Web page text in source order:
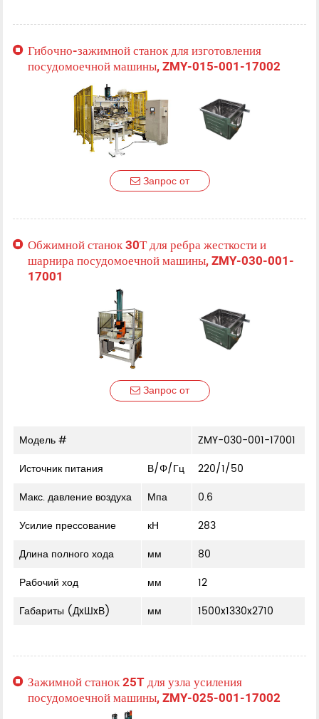
Гибочно-зажимной станок для изготовления
посудомоечной машины, ZMY-015-001-17002
Запрос от
Обжимной станок 30Т для ребра жесткости и
шарнира посудомоечной машины, ZMY-030-001-
17001
Запрос от
Модель #
ZMY-030-001-17001
Источник питания
В/Φ/Гц
220/1/50
Макс. давление воздуха
Мпа
0.6
Усилие прессование
кН
283
Длина полного хода
мм
80
Рабочий ход
мм
12
Габариты (ДxШxВ)
мм 1500x1330x2710
Зажимной станок 25T для узла усиления
посудомоечной машины, ZMY-025-001-17002